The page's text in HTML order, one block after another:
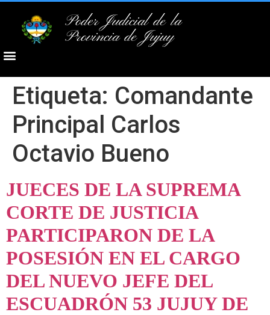
Poder Judicial de la
Provincia de Jujuy
Etiqueta: Comandante
Principal Carlos
Octavio Bueno
JUECES DE LA SUPREMA
CORTE DE JUSTICIA
PARTICIPARON DE LA
POSESIÓN EN EL CARGO
DEL NUEVO JEFE DEL
ESCUADRÓN 53 JUJUY DE